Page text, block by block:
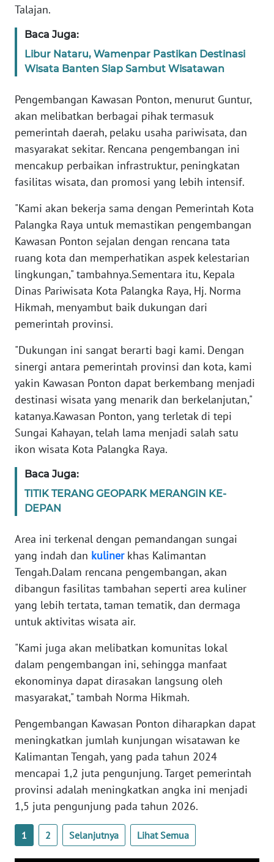
Talajan.
Baca Juga:
Libur Nataru, Wamenpar Pastikan Destinasi
Wisata Banten Siap Sambut Wisatawan
Pengembangan Kawasan Ponton, menurut Guntur,
akan melibatkan berbagai pihak termasuk
pemerintah daerah, pelaku usaha pariwisata, dan
masyarakat sekitar. Rencana pengembangan ini
mencakup perbaikan infrastruktur, peningkatan
fasilitas wisata, dan promosi yang lebih intensif.
"Kami akan bekerja sama dengan Pemerintah Kota
Palangka Raya untuk memastikan pengembangan
Kawasan Ponton sejalan dengan rencana tata
ruang kota dan memperhatikan aspek kelestarian
lingkungan," tambahnya.Sementara itu, Kepala
Dinas Pariwisata Kota Palangka Raya, Hj. Norma
Hikmah, menyambut baik dukungan dari
pemerintah provinsi.
"Dukungan ini sangat berarti bagi kami. Dengan
sinergi antara pemerintah provinsi dan kota, kami
yakin Kawasan Ponton dapat berkembang menjadi
destinasi wisata yang menarik dan berkelanjutan,"
katanya.Kawasan Ponton, yang terletak di tepi
Sungai Kahayan, telah lama menjadi salah satu
ikon wisata Kota Palangka Raya.
Baca Juga:
TITIK TERANG GEOPARK MERANGIN KE-
DEPAN
Area ini terkenal dengan pemandangan sungai
yang indah dan kulinerkhas Kalimantan
Tengah.Dalam rencana pengembangan, akan
dibangun fasilitas tambahan seperti area kuliner
yang lebih tertata, taman tematik, dan dermaga
untuk aktivitas wisata air.
"Kami juga akan melibatkan komunitas lokal
dalam pengembangan ini, sehingga manfaat
ekonominya dapat dirasakan langsung oleh
masyarakat," tambah Norma Hikmah.
Pengembangan Kawasan Ponton diharapkan dapat
meningkatkan jumlah kunjungan wisatawan ke
Kalimantan Tengah, yang pada tahun 2024
mencapai 1,2 juta pengunjung. Target pemerintah
provinsi adalah meningkatkan angka ini menjadi
1,5 juta pengunjung pada tahun 2026.
1 2 Selanjutnya Lihat Semua
WN
JABAR
WN
BANTEN
WN
NTT
WN
KEPRI
PAPUA
WN
PAPUA
BARAT
RIAU
SERAMBI
WN
JAMBI
WN
SULTRA
WN
NTB
SULTENG
WN
SULBAR
WN
WN
SUMBAR
WN
SUMSEL
WN
LAMPUNG
WN
JATENG